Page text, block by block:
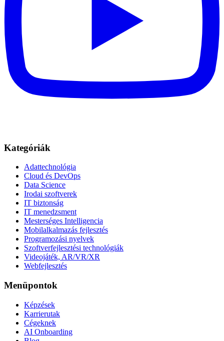
Kategóriák
Adattechnológia
Cloud és DevOps
Data Science
Irodai szoftverek
IT biztonság
IT menedzsment
Mesterséges Intelligencia
Mobilalkalmazás fejlesztés
Programozási nyelvek
Szoftverfejlesztési technológiák
Videojáték, AR/VR/XR
Webfejlesztés
Menüpontok
Képzések
Karrierutak
Cégeknek
AI Onboarding